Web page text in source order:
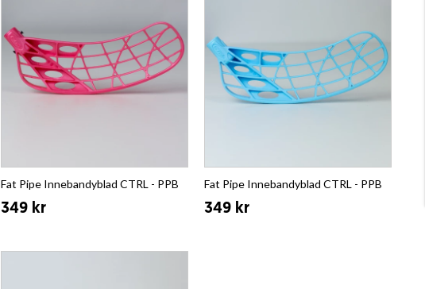
Fat Pipe Innebandyblad CTRL - PPB
349 kr
Fat Pipe Innebandyblad CTRL - PPB
349 kr